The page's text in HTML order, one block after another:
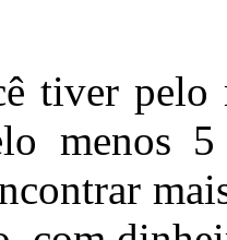
tiver pelo
menos